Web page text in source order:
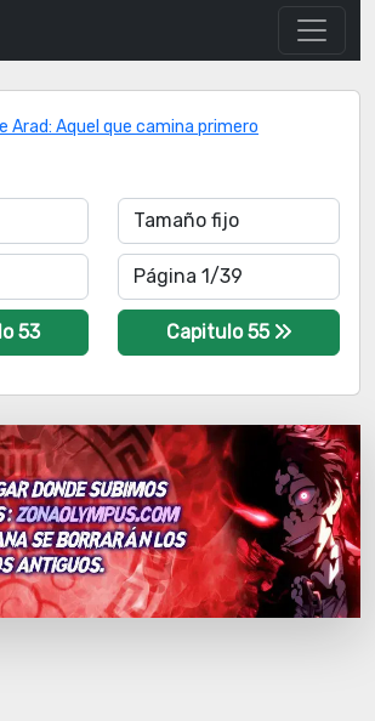
Arad: Aquel que camina primero
53 Capitulo 55